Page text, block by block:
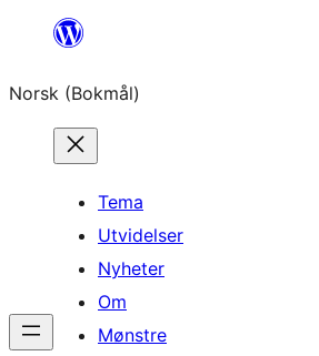
Hopp
innhold
Norsk (Bokmål)
Tema
Utvidelser
Nyheter
Om
Mønstre